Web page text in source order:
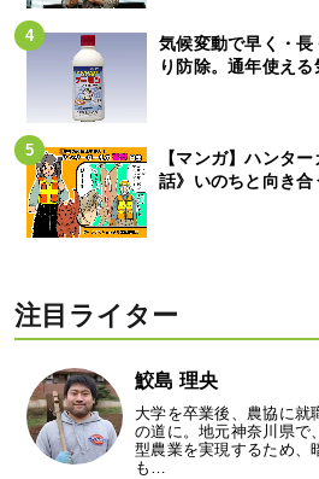
気候変動で早く・
り防除。通年使える
【マンガ】ハンタ
話》いのちと向き
注目ライター
鮫島 理央
大学を卒業後、農協に就
の道に。地元神奈川県で
型農業を実現するため、
も…